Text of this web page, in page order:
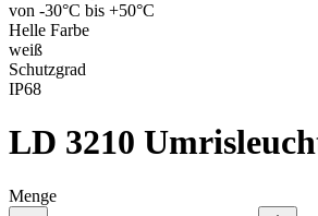
von -30°C bis +50°C
Helle Farbe
weiß
Schutzgrad
IP68
LD 3210
Menge